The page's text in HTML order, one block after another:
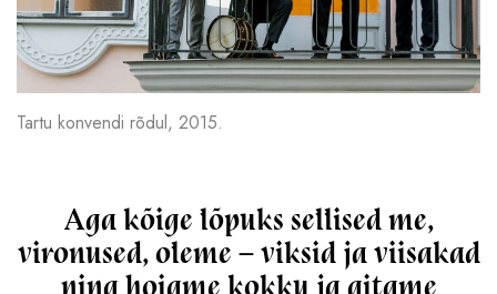
Tartu konvendi rõdul, 2015.
Aga kõige lõpuks sellised me,
vironused, oleme – viksid ja viisakad
ning hoiame kokku ja aitame